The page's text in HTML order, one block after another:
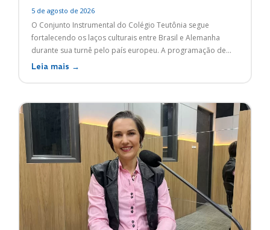
5 de agosto de 2026
O Conjunto Instrumental do Colégio Teutônia segue
fortalecendo os laços culturais entre Brasil e Alemanha
durante sua turnê pelo país europeu. A programação de...
Leia mais →